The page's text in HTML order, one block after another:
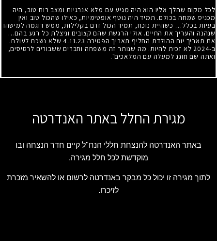
לכל מקום שהלך אליו הוא היה מגיע עם מלא אנרגיות ומצב רוח טוב, היה
מכניס שמחה בכולם. תמיד היה נוטף אופטימיות, כאילו שהכול טוב ואין
בעיות בכלל… כשהיית נוכח, תמיד הכול זרם בקלילות, ממש דוגמה למישהו
שנהנה והעריך את החיים. אולי הרגשת שהם קצובים וניצלת כל רגע בהם…
את תאריך יום ההולדת החליף תאריך הפטירה 4.11.23 שלא נשכח לעולם.
ב-2024 לא זכית להיות. מה שנותר זה משפחה וחברים ששבורים לרסיסים,
ואתה שם חוגג למעלה עם המלאכים".
מגירת החלל באתר האנדרטה
באתר האנדרטה להנצחת חללי הנח"ל קיים חדר הנצחה ובו
מוקדשת לכל חלל מגירה.
לתוך מגירה זו יכול כל מבקר באנדרטה לרשום או להשאיר מזכרת
לזיכרו.